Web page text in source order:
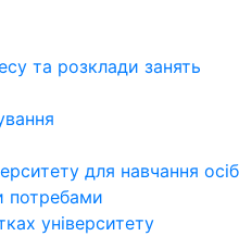
та розклади занять
для навчання осіб
потребами
університету